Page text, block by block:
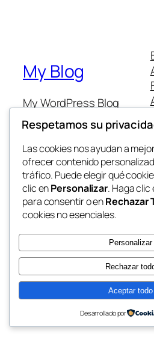
My Blog
My WordPress Blog
Twenty Twenty-Five
Respetamos su
Las cookies nos ayudan a
ofrecer contenido
tráfico. Puede elegir qué
clic enPersonalizar. Haga clic
para consentir o enRechazar
cookies no esenciales.
Personalizar
Rechazar
Aceptar todo
Desarrollado por